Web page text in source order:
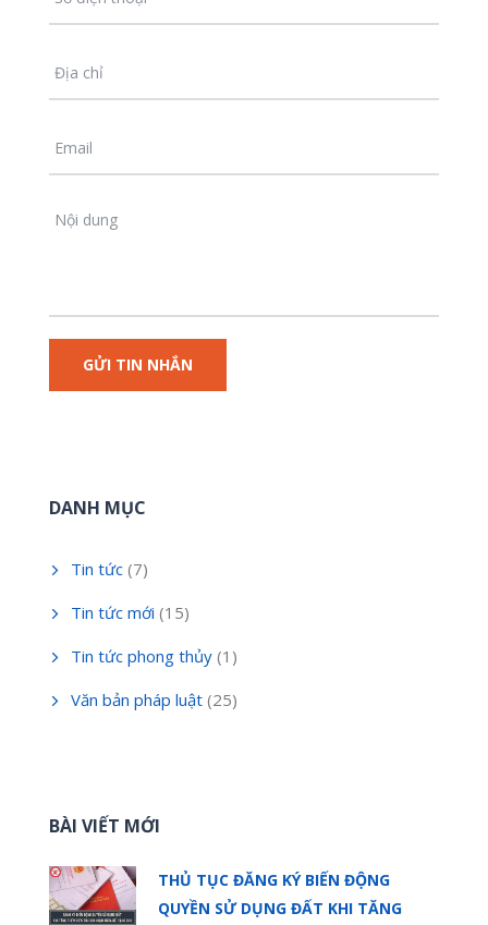
DANH MỤC
Tin tức (7)
Tin tức mới (15)
Tin tức phong thủy (1)
Văn bản pháp luật (25)
BÀI VIẾT MỚI
THỦ TỤC ĐĂNG KÝ BIẾN ĐỘNG
QUYỀN SỬ DỤNG ĐẤT KHI TĂNG